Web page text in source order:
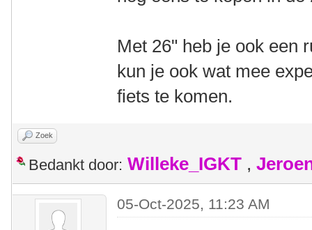
Met 26" heb je ook een
kun je ook wat mee
fiets te komen.
Zoek
Bedankt door: Willeke_IGKT ,
05-Oct-2025, 11:23 AM